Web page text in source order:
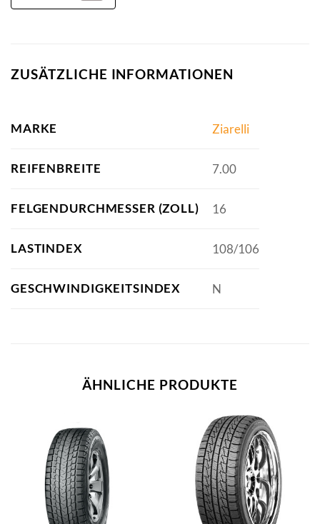
ZUSÄTZLICHE INFORMATIONEN
MARKE Ziarelli
REIFENBREITE 7.00
FELGENDURCHMESSER (ZOLL) 16
LASTINDEX 108/106
GESCHWINDIGKEITSINDEX N
ÄHNLICHE PRODUKTE